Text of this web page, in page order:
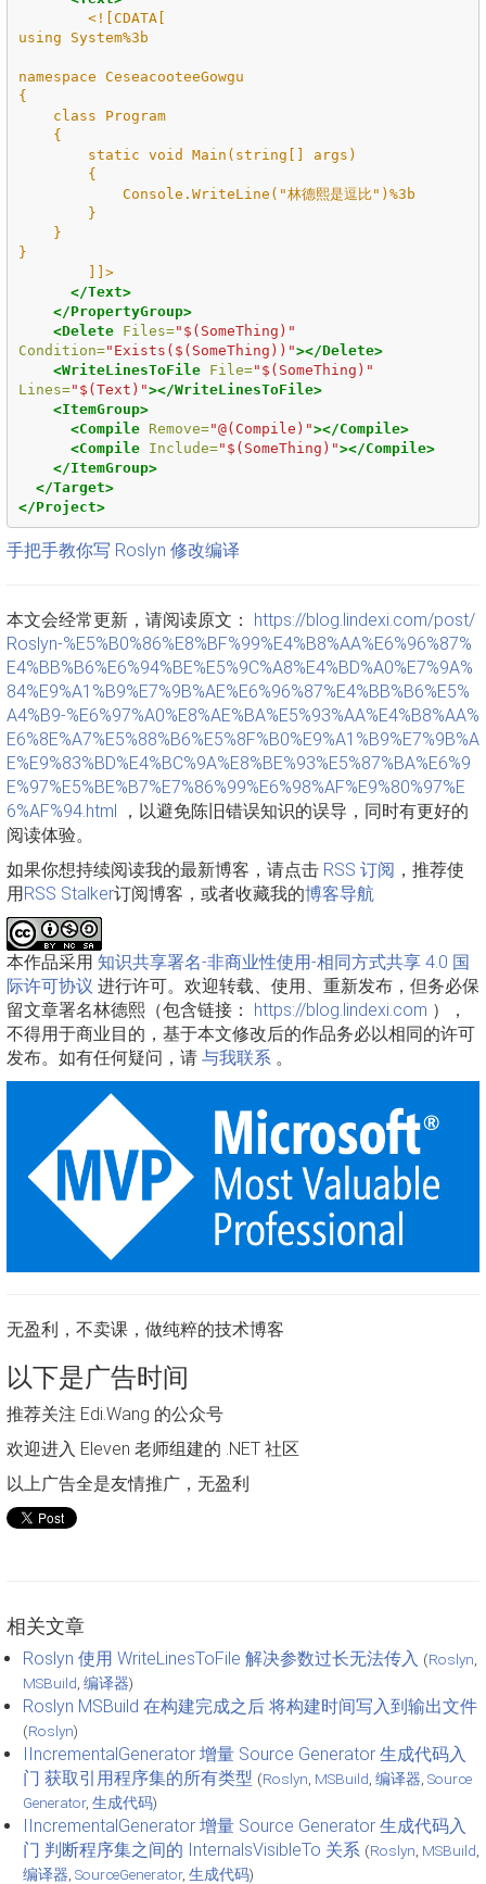
<![CDATA[
using System%3b
namespace CeseacooteeGowgu
{
}
        ]]>
</Text>
</PropertyGroup>
<Delete
Files="$(SomeThing)"
Condition="Exists($(SomeThing))"></Delete>
<WriteLinesToFile
File="$(SomeThing)"
Lines="$(Text)"></WriteLinesToFile>
<ItemGroup>
<Compile
Remove="@(Compile)"></Compile>
<Compile
Include="$(SomeThing)"></Compile>
</ItemGroup>
</Target>
</Project>
手把手教你写 Roslyn 修改编译
本文会经常更新，请阅读原文： https://blog.lindexi.com/post/
Roslyn-%E5%B0%86%E8%BF%99%E4%B8%AA%E6%96%87%
E4%BB%B6%E6%94%BE%E5%9C%A8%E4%BD%A0%E7%9A%
84%E9%A1%B9%E7%9B%AE%E6%96%87%E4%BB%B6%E5%
A4%B9-%E6%97%A0%E8%AE%BA%E5%93%AA%E4%B8%AA%
E6%8E%A7%E5%88%B6%E5%8F%B0%E9%A1%B9%E7%9B%A
E%E9%83%BD%E4%BC%9A%E8%BE%93%E5%87%BA%E6%9
E%97%E5%BE%B7%E7%86%99%E6%98%AF%E9%80%97%E
6%AF%94.html ，以避免陈旧错误知识的误导，同时有更好的
阅读体验。
如果你想持续阅读我的最新博客，请点击 RSS 订阅 ，推荐使
用RSS Stalker订阅博客，或者收藏我的博客导航
本作品采用 知识共享署名-非商业性使用-相同方式共享 4.0 国
际许可协议 进行许可。欢迎转载、使用、重新发布，但务必保
留文章署名林德熙（包含链接： https://blog.lindexi.com ），
不得用于商业目的，基于本文修改后的作品务必以相同的许可
发布。如有任何疑问，请 与我联系 。
无盈利，不卖课，做纯粹的技术博客
以下是广告时间
推荐关注 Edi.Wang 的公众号
欢迎进入 Eleven 老师组建的 .NET 社区
以上广告全是友情推广，无盈利
相关文章
Roslyn 使用 WriteLinesToFile 解决参数过长无法传入 (Roslyn
MSBuild 编译器)
Roslyn MSBuild 在构建完成之后 将构建时间写入到输出文件
(Roslyn)
IIncrementalGenerator 增量 Source Generator 生成代码入
门 获取引用程序集的所有类型 (Roslyn MSBuild 编译器 Source
Generator, 生成代码)
IIncrementalGenerator 增量 Source Generator 生成代码入
门 判断程序集之间的 InternalsVisibleTo 关系 (Roslyn MSBuild
编译器 SourceGenerator, 生成代码)